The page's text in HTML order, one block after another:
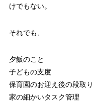
けでもない。
それでも、
夕飯のこと
子どもの支度
保育園のお迎え後の段取り
家の細かいタスク管理